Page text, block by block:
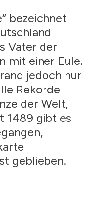
bezeichnet
Vater der
mit einer Eule.
jedoch nur
Rekorde
der Welt,
1489 gibt es
geblieben.